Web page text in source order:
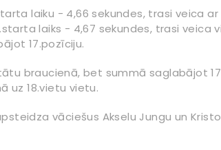
laiku - 4,66 sekundes, trasi veica
laiks - 4,67 sekundes, trasi veica
17.pozīciju.
braucienā, bet summā saglabājot
uz 18.vietu vietu.
vāciešus Akselu Jungu un